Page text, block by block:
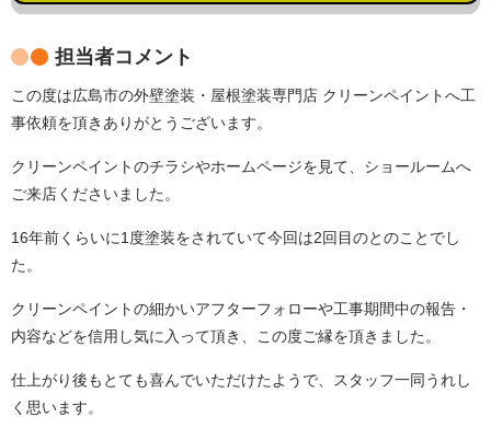
担当者コメント
この度は広島市の外壁塗装・屋根塗装専門店 クリーンペイントへ工
事依頼を頂きありがとうございます。
クリーンペイントのチラシやホームページを見て、ショールームへ
ご来店くださいました。
16年前くらいに1度塗装をされていて今回は2回目のとのことでし
た。
クリーンペイントの細かいアフターフォローや工事期間中の報告・
内容などを信用し気に入って頂き、この度ご縁を頂きました。
仕上がり後もとても喜んでいただけたようで、スタッフ一同うれし
く思います。